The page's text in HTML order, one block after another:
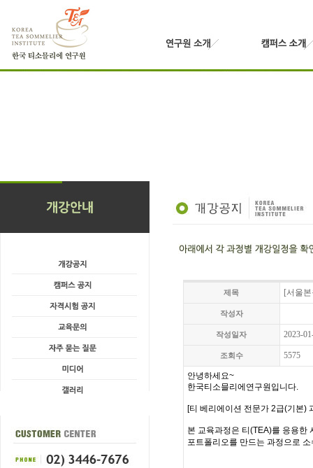
제목 [서울
작성자
작성일자 2023-
조회수 5575
안녕하세요~
한국티소믈리에연구원입니다.
[티 베리에이션 전문가 2급(기본)
본 교육과정은 티 (TEA)를 응용한
포트폴리오를 만드는 과정으로